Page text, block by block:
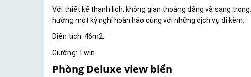
Với thiết kế thanh lịch, không gian thoáng đãng và sang
hưởng một kỳ nghỉ hoàn hảo cùng với những dịch vụ đi kèm.
Diện tích: 46m2.
Giường: Twin.
Phòng Deluxe view biển